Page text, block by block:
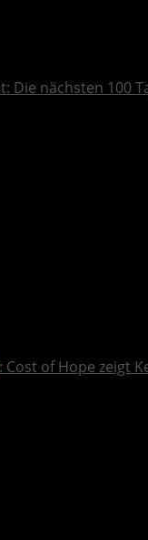
Die nächsten 100
: Cost of Hope zeigt